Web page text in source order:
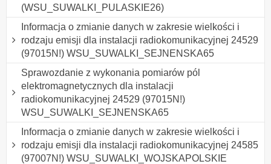
(WSU_SUWALKI_PULASKIE26)
Informacja o zmianie danych w zakresie wielkości i
rodzaju emisji dla instalacji radiokomunikacyjnej 24529
(97015N!) WSU_SUWALKI_SEJNENSKA65
Sprawozdanie z wykonania pomiarów pól
elektromagnetycznych dla instalacji
radiokomunikacyjnej 24529 (97015N!)
WSU_SUWALKI_SEJNENSKA65
Informacja o zmianie danych w zakresie wielkości i
rodzaju emisji dla instalacji radiokomunikacyjnej 24585
(97007N!) WSU_SUWALKI_WOJSKAPOLSKIE